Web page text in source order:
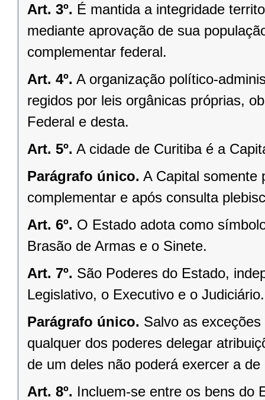
Art. 3º. É mantida a integridade
mediante aprovação de sua
complementar federal.
Art. 4º. A organização político-
regidos por leis orgânicas próprias,
Federal e desta.
Art. 5º. A cidade de Curitiba é a
Parágrafo único. A Capital somente
complementar e após consulta
Art. 6º. O Estado adota como
Brasão de Armas e o Sinete.
Art. 7º. São Poderes do Estado,
Legislativo, o Executivo e o Judiciário.
Parágrafo único. Salvo as
qualquer dos poderes delegar
de um deles não poderá exercer a de
Art. 8º. Incluem-se entre os bens do